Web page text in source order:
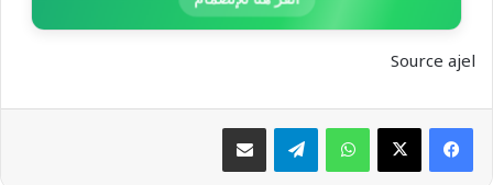
Source ajel
واتسابتيلقرام مشاركة عبر البريد